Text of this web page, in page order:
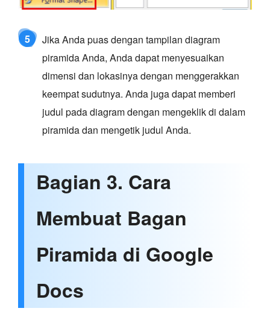
5
Jika Anda puas dengan tampilan diagram
piramida Anda, Anda dapat menyesuaikan
dimensi dan lokasinya dengan menggerakkan
keempat sudutnya. Anda juga dapat memberi
judul pada diagram dengan mengeklik di dalam
piramida dan mengetik judul Anda.
Bagian 3. Cara
Membuat Bagan
Piramida di Google
Docs